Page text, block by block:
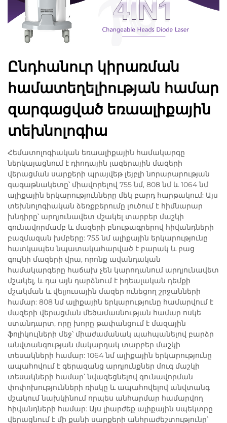
Ընդհանուր կիրառման
համատեղելիության համար
զարգացված եռաալիքային
տեխնոլոգիա
Հեմատոլոգիական եռաալիքային համակարգը
ներկայացնում է դիոդային լազերային մազերի
վերացման սարքերի պրայվեթ լեյբլի նորարարության
գագաթնակետը՝ միավորելով 755 նմ, 808 նմ և 1064 նմ
ալիքային երկարությունները մեկ բարդ հարթակում: Այս
տեխնոլոգիական ձեռքբերումը լուծում է հիմնարար
խնդիրը՝ արդյունավետ մշակել տարբեր մաշկի
գունավորմամբ և մազերի բնութագրերով հիվանդների
բազմազան խմբերը: 755 նմ ալիքային երկարությունը
հատկապես նպատակահարված է բարակ և բաց
գույնի մազերի վրա, որոնք ավանդական
համակարգերը հաճախ չեն կարողանում արդյունավետ
մշակել, և դա այն դարձնում է իդեալական դեմքի
մշակման և վելյուսային մազեր ունեցող շրջանների
համար: 808 նմ ալիքային երկարությունը համարվում է
մազերի վերացման մեծամասնության համար ոսկե
ստանդարտ, որը խորը թափանցում է մազային
ֆոլիկուլների մեջ՝ միաժամանակ պահպանելով բարձր
անվտանգության մակարդակ տարբեր մաշկի
տեսակների համար: 1064 նմ ալիքային երկարությունը
ապահովում է գերազանց արդյունքներ մուգ մաշկի
տեսակների համար՝ նվազեցնելով գունավորման
փոփոխությունների ռիսկը և ապահովելով անվտանգ
մշակում նախկինում որպես անհարմար համարվող
հիվանդների համար: Այս լիարժեք ալիքային սպեկտրը
վերացնում է մի քանի սարքերի անհրաժեշտությունը՝